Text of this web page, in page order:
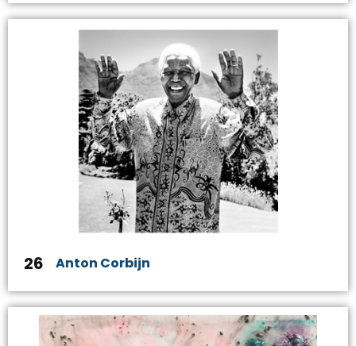
26 Anton Corbijn